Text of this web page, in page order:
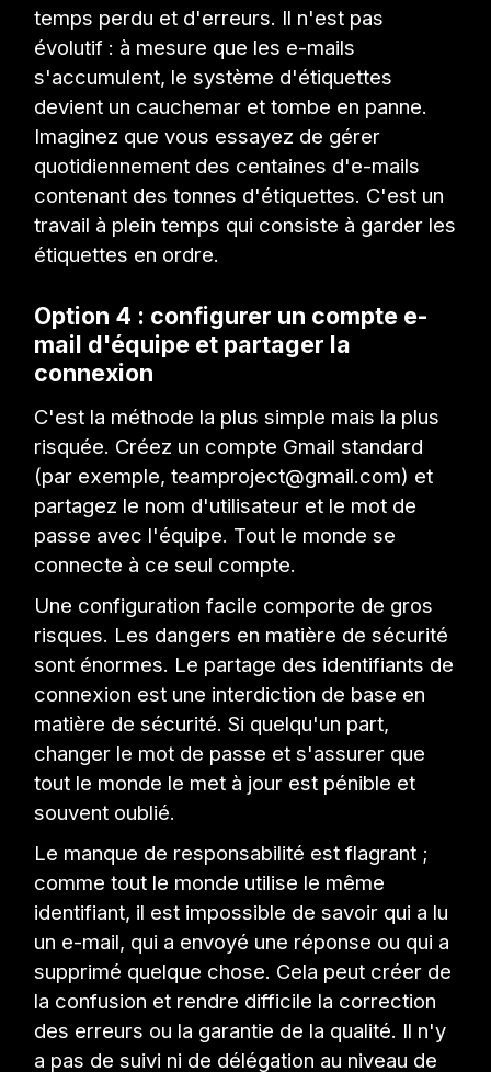
temps perdu et d'erreurs. Il n'est pas
évolutif : à mesure que les e-mails
s'accumulent, le système d'étiquettes
devient un cauchemar et tombe en panne.
Imaginez que vous essayez de gérer
quotidiennement des centaines d'e-mails
contenant des tonnes d'étiquettes. C'est un
travail à plein temps qui consiste à garder les
étiquettes en ordre.
Option 4 : configurer un compte e-
mail d'équipe et partager la
connexion
C'est la méthode la plus simple mais la plus
risquée. Créez un compte Gmail standard
(par exemple, teamproject@gmail.com) et
partagez le nom d'utilisateur et le mot de
passe avec l'équipe. Tout le monde se
connecte à ce seul compte.
Une configuration facile comporte de gros
risques. Les dangers en matière de sécurité
sont énormes. Le partage des identifiants de
connexion est une interdiction de base en
matière de sécurité. Si quelqu'un part,
changer le mot de passe et s'assurer que
tout le monde le met à jour est pénible et
souvent oublié.
Le manque de responsabilité est flagrant ;
comme tout le monde utilise le même
identifiant, il est impossible de savoir qui a lu
un e-mail, qui a envoyé une réponse ou qui a
supprimé quelque chose. Cela peut créer de
la confusion et rendre difficile la correction
des erreurs ou la garantie de la qualité. Il n'y
a pas de suivi ni de délégation au niveau de